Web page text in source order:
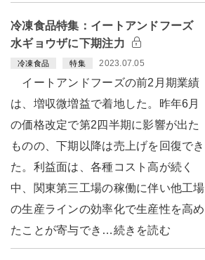
冷凍食品特集：イートアンドフーズ
水ギョウザに下期注力
冷凍食品 特集 2023.07.05
イートアンドフーズの前2月期業績
は、増収微増益で着地した。昨年6月
の価格改定で第2四半期に影響が出た
ものの、下期以降は売上げを回復でき
た。利益面は、各種コスト高が続く
中、関東第三工場の稼働に伴い他工場
の生産ラインの効率化で生産性を高め
たことが寄与でき…続きを読む